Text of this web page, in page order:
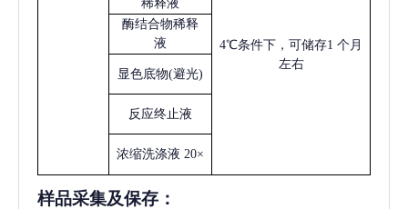
4℃条件下，可储存1 个月
左右
稀释液
酶结合物稀释
液
显色底物(避光)
反应终止液
浓缩洗涤液 20×
样品采集及保存 ：